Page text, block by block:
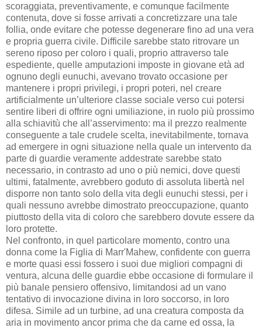
scoraggiata, preventivamente, e comunque facilmente
contenuta, dove si fosse arrivati a concretizzare una tale
follia, onde evitare che potesse degenerare fino ad una vera
e propria guerra civile. Difficile sarebbe stato ritrovare un
sereno riposo per coloro i quali, proprio attraverso tale
espediente, quelle amputazioni imposte in giovane età ad
ognuno degli eunuchi, avevano trovato occasione per
mantenere i propri privilegi, i propri poteri, nel creare
artificialmente un’ulteriore classe sociale verso cui potersi
sentire liberi di offrire ogni umiliazione, in ruolo più prossimo
alla schiavitù che all’asservimento: ma il prezzo realmente
conseguente a tale crudele scelta, inevitabilmente, tornava
ad emergere in ogni situazione nella quale un intervento da
parte di guardie veramente addestrate sarebbe stato
necessario, in contrasto ad uno o più nemici, dove questi
ultimi, fatalmente, avrebbero goduto di assoluta libertà nel
disporre non tanto solo della vita degli eunuchi stessi, per i
quali nessuno avrebbe dimostrato preoccupazione, quanto
piuttosto della vita di coloro che sarebbero dovute essere da
loro protette.
Nel confronto, in quel particolare momento, contro una
donna come la Figlia di Marr'Mahew, confidente con guerra
e morte quasi essi fossero i suoi due migliori compagni di
ventura, alcuna delle guardie ebbe occasione di formulare il
più banale pensiero offensivo, limitandosi ad un vano
tentativo di invocazione divina in loro soccorso, in loro
difesa. Simile ad un turbine, ad una creatura composta da
aria in movimento ancor prima che da carne ed ossa, la